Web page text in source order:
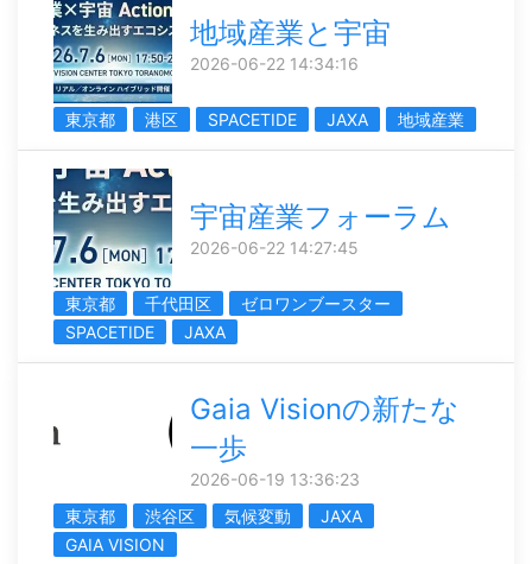
地域産業と宇宙
2026-06-22 14:34:16
東京都 港区 SPACETIDE JAXA 地域産業
宇宙産業フォーラム
2026-06-22 14:27:45
東京都 千代田区
ゼロワンブースター
SPACETIDE
JAXA
Gaia Visionの新たな
一歩
2026-06-19 13:36:23
東京都
渋谷区 気候変動
JAXA
GAIA VISION